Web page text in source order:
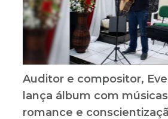
Auditor e compositor,
lança álbum com
romance e